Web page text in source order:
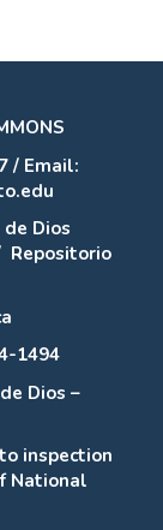
/ Email:
Dios
Repositorio
1494
Dios –
inspection
National